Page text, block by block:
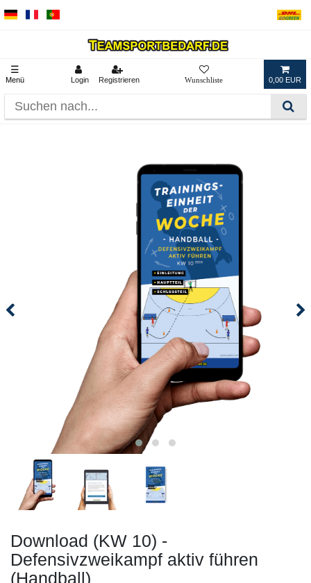
☰
Menü Login Registrieren 0,00 EUR
Download (KW 10) -
Defensivzweikampf aktiv führen
(Handball)